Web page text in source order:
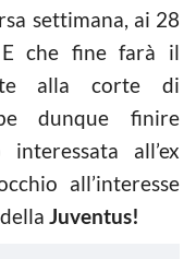
settimana, ai 28
che fine farà il
alla corte di
dunque finire
all’ex
all’interesse
Juventus!